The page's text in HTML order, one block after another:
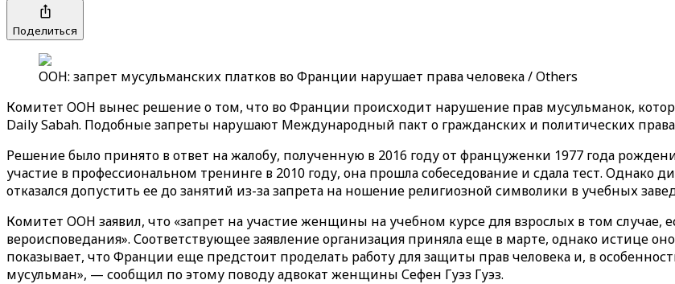
Поделиться
ООН: запрет мусульманских платков во Франции нарушает права человека / Others
Комитет ООН вынес решение о том, что во Франции происходит нарушение прав мусульманок,
Daily Sabah. Подобные запреты нарушают Международный пакт о гражданских и политических
Решение было принято в ответ на жалобу, полученную в 2016 году от француженки 1977 года
участие в профессиональном тренинге в 2010 году, она прошла собеседование и сдала тест.
отказался допустить ее до занятий из-за запрета на ношение религиозной символики в учебных
Комитет ООН заявил, что «запрет на участие женщины на учебном курсе для взрослых в том случае,
вероисповедания». Соответствующее заявление организация приняла еще в марте, однако истице
показывает, что Франции еще предстоит проделать работу для защиты прав человека и, в
мусульман», — сообщил по этому поводу адвокат женщины Сефен Гуэз Гуэз.